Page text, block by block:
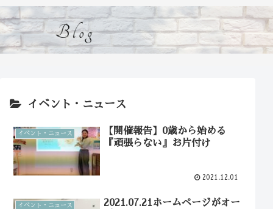
イベント・ニュース
イベント・ニュース
【開催報告】0歳から始める
『頑張らない』お片付け
2021.12.01
イベント・ニュース
2021.07.21ホームページがオー